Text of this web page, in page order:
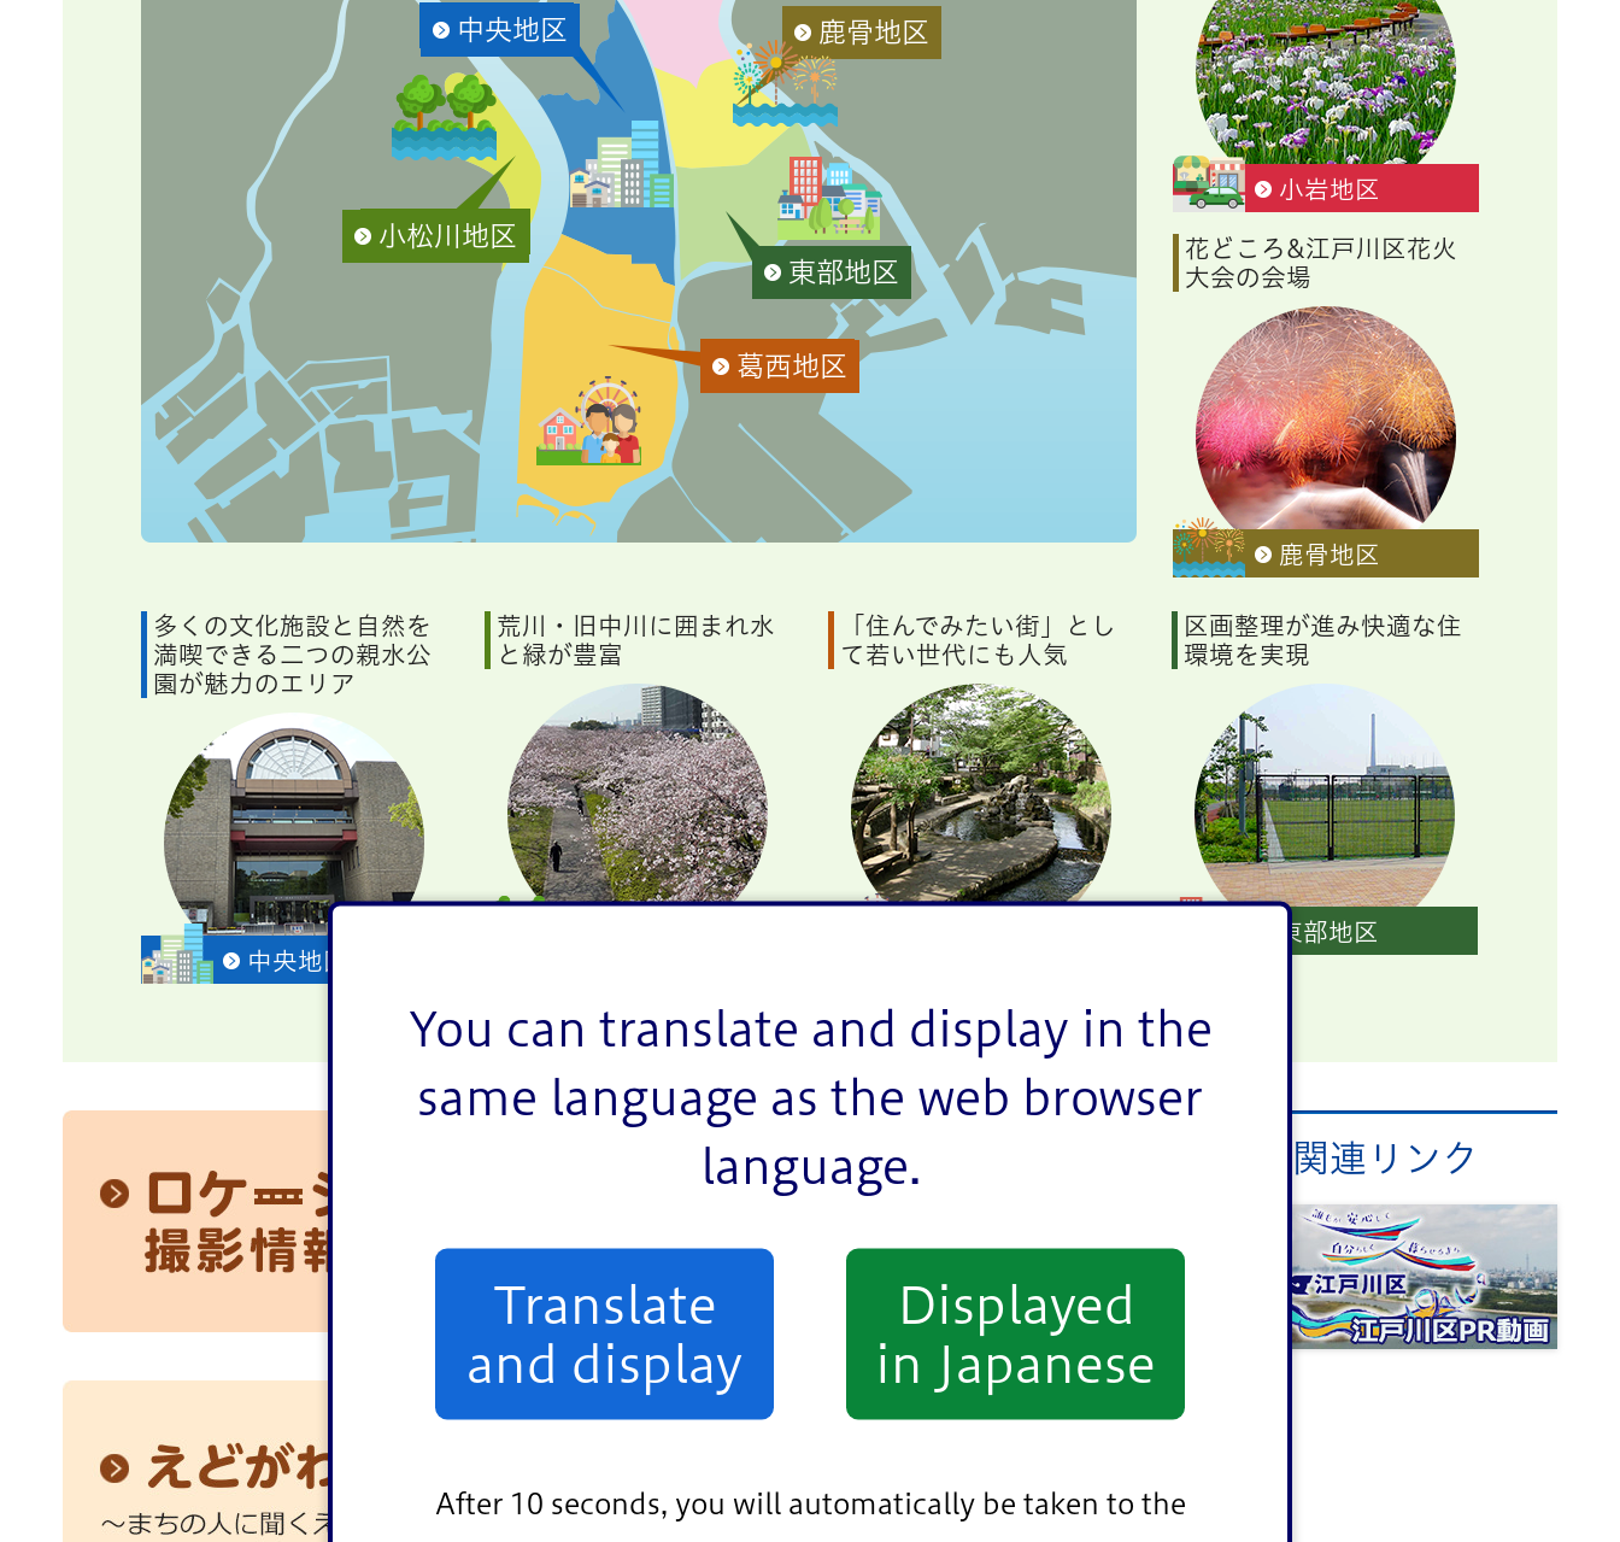
You can translate and display in the
same language as the web browser
language.
Translate
and display
Displayed
in Japanese
After 10 seconds, you will automatically be taken to the
鹿骨地区
中央地区
小松川地区
東部地区
葛西地区
小岩地区
花どころ&江戸川区花火
大会の会場
鹿骨地区
多くの文化施設と自然を
満喫できる二つの親水公
園が魅力のエリア
中央地区
荒川・旧中川に囲まれ水
と緑が豊富
「住んでみたい街」とし
て若い世代にも人気
区画整理が進み快適な住
環境を実現
東部地区
関連リンク